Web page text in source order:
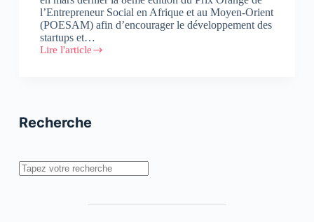
l’Entrepreneur Social en Afrique et au Moyen-Orient
(POESAM) afin d’encourager le développement des
startups et…
Lire l'article
POESAM
et
la
mise
Recherche
Rechercher